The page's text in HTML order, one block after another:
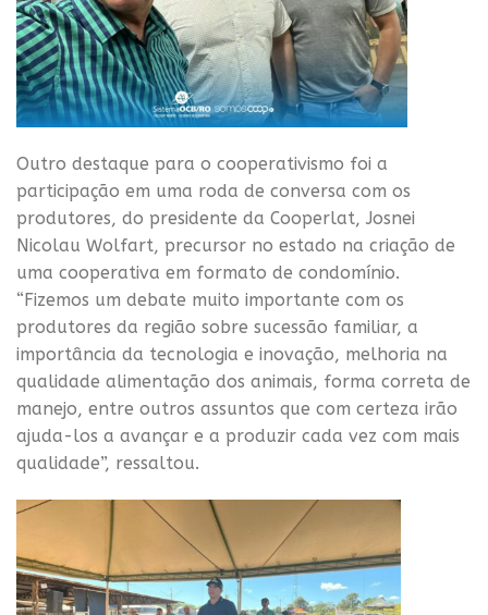
Outro destaque para o cooperativismo foi a
participação em uma roda de conversa com os
produtores, do presidente da Cooperlat, Josnei
Nicolau Wolfart, precursor no estado na criação de
uma cooperativa em formato de condomínio.
“Fizemos um debate muito importante com os
produtores da região sobre sucessão familiar, a
importância da tecnologia e inovação, melhoria na
qualidade alimentação dos animais, forma correta de
manejo, entre outros assuntos que com certeza irão
ajuda-los a avançar e a produzir cada vez com mais
qualidade”, ressaltou.